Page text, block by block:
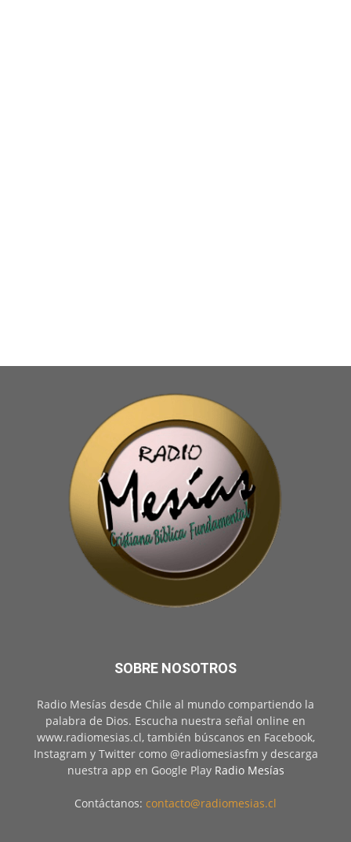
SOBRE NOSOTROS
Radio Mesías desde Chile al mundo compartiendo la
palabra de Dios. Escucha nuestra señal online en
www.radiomesias.cl, también búscanos en Facebook,
Instagram y Twitter como @radiomesiasfm y descarga
nuestra app en Google Play Radio Mesías
Contáctanos: contacto@radiomesias.cl